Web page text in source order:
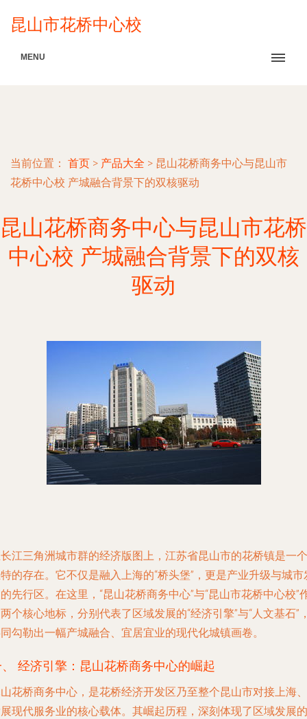
昆山市花桥中心校
MENU
当前位置： 首页 > 产品大全 > 昆山花桥商务中心与昆山市
花桥中心校 产城融合背景下的双核驱动
昆山花桥商务中心与昆山市花桥
中心校 产城融合背景下的双核
驱动
江三角洲城市群的经济版图上，江苏省昆山市的花桥镇是一个
的存在。它不仅是融入上海的“桥头堡”，更是产业升级与城市
先行区。在这里，“昆山花桥商务中心”与“昆山市花桥中心校”
个核心地标，分别代表了区域发展的“经济引擎”与“人文基石”
勾勒出一幅产城融合、宜居宜业的现代化城镇画卷。
经济引擎：昆山花桥商务中心的崛起
花桥商务中心，是花桥经济开发区乃至整个昆山市对接上海、
现代服务业的核心载体。其崛起历程，深刻体现了区域发展的